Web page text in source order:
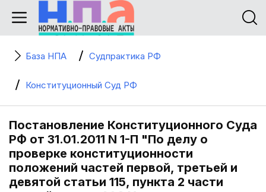
База НПА Судпрактика РФ
Конституционный Суд РФ
Постановление Конституционного Суда
РФ от 31.01.2011 N 1-П "По делу о
проверке конституционности
положений частей первой, третьей и
девятой статьи 115, пункта 2 части